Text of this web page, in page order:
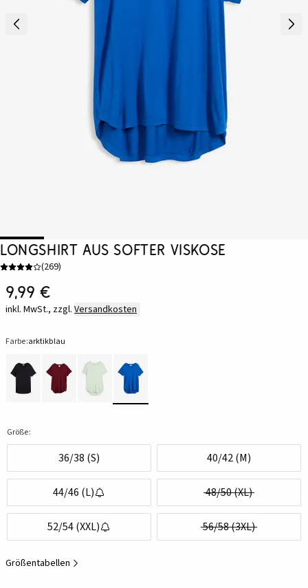
Longshirt aus softer Viskose
(269)
9,99 €
inkl. MwSt., zzgl. Versandkosten
Farbe:arktikblau
Größe:
36/38 (S) 40/42 (M)
44/46 (L) 48/50 (XL)
52/54 (XXL) 56/58 (3XL)
Größentabellen